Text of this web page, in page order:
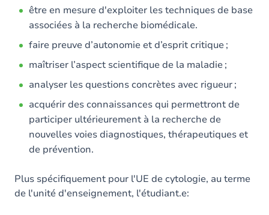
être en mesure d'exploiter les techniques de base
associées à la recherche biomédicale.
faire preuve d’autonomie et d’esprit critique ;
maîtriser l’aspect scientifique de la maladie ;
analyser les questions concrètes avec rigueur ;
acquérir des connaissances qui permettront de
participer ultérieurement à la recherche de
nouvelles voies diagnostiques, thérapeutiques et
de prévention.
Plus spécifiquement pour l'UE de cytologie, au terme
de l'unité d'enseignement, l'étudiant.e: